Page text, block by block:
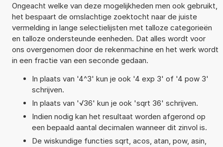
Ongeacht welke van deze mogelijkheden men ook gebruikt,
het bespaart de omslachtige zoektocht naar de juiste
vermelding in lange selectielijsten met talloze categorieën
en talloze ondersteunde eenheden. Dat alles wordt voor
ons overgenomen door de rekenmachine en het werk wordt
in een fractie van een seconde gedaan.
In plaats van '4^3' kun je ook '4 exp 3' of '4 pow 3'
schrijven.
In plaats van '√36' kun je ook 'sqrt 36' schrijven.
Indien nodig kan het resultaat worden afgerond op
een bepaald aantal decimalen wanneer dit zinvol is.
De wiskundige functies sqrt, acos, atan, pow, asin,